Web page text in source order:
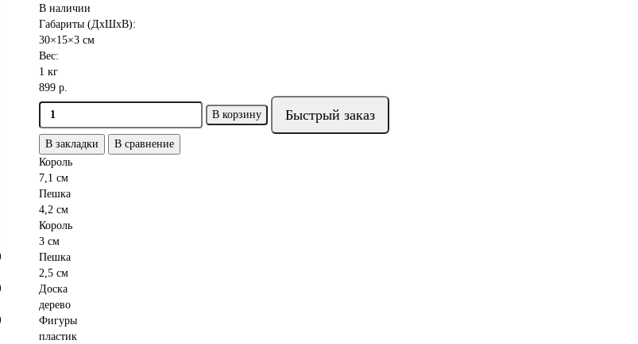
В наличии
Габариты (ДхШхВ):
30×15×3 см
Вес:
1 кг
899 р.
В корзину Быстрый заказ
В закладки
В сравнение
Король
7,1 см
Пешка
4,2 см
Король
3 см
Пешка
2,5 см
Доска
дерево
Фигуры
пластик